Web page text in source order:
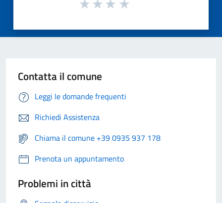
Contatta il comune
Leggi le domande frequenti
Richiedi Assistenza
Chiama il comune +39 0935 937 178
Prenota un appuntamento
Problemi in città